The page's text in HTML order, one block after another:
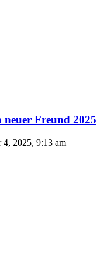
Freund 2025
4, 2025, 9:13 am